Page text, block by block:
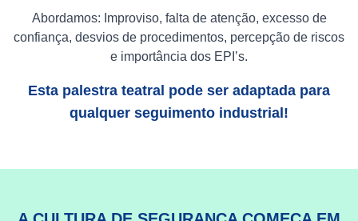
Abordamos: Improviso, falta de atenção, excesso de
confiança, desvios de procedimentos, percepção de riscos
e importância dos EPI’s.
Esta palestra teatral pode ser adaptada para
qualquer seguimento industrial!